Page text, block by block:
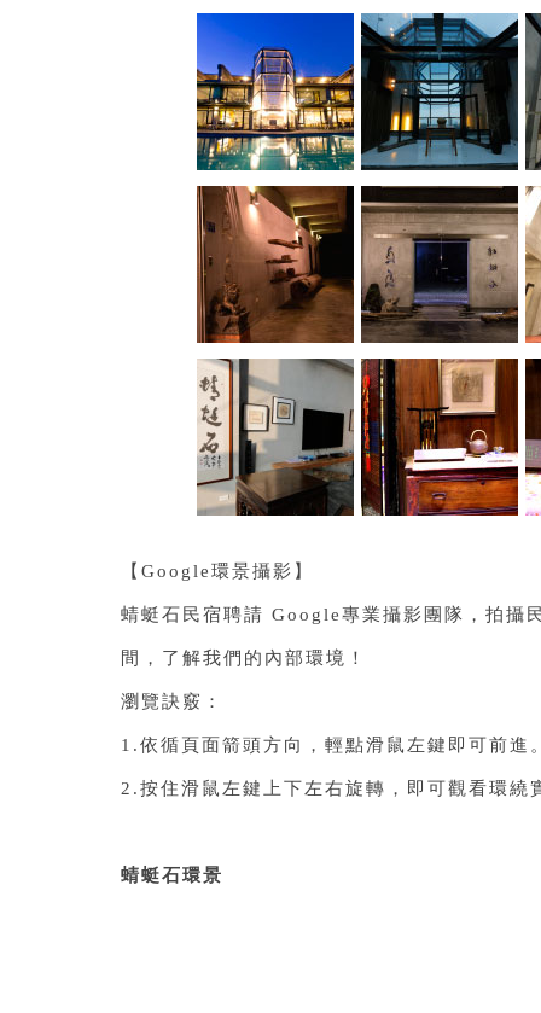
【Google環景攝影】
蜻蜓石民宿聘請 Google專業攝影團隊，拍攝
間，了解我們的內部環境！
瀏覽訣竅：
1.依循頁面箭頭方向，輕點滑鼠左鍵即可前進
2.按住滑鼠左鍵上下左右旋轉，即可觀看環繞
蜻蜓石環景